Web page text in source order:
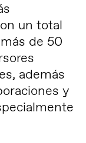
un total
de 50
además
y